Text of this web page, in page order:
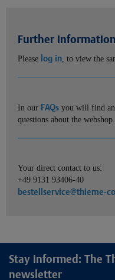
Further information
Please log in, to view the
In our FAQs you will find
questions about the webshop.
Your direct contact to us:
+49 9131 93406-40
bestellservice@thieme-
Stay informed: The
newsletter